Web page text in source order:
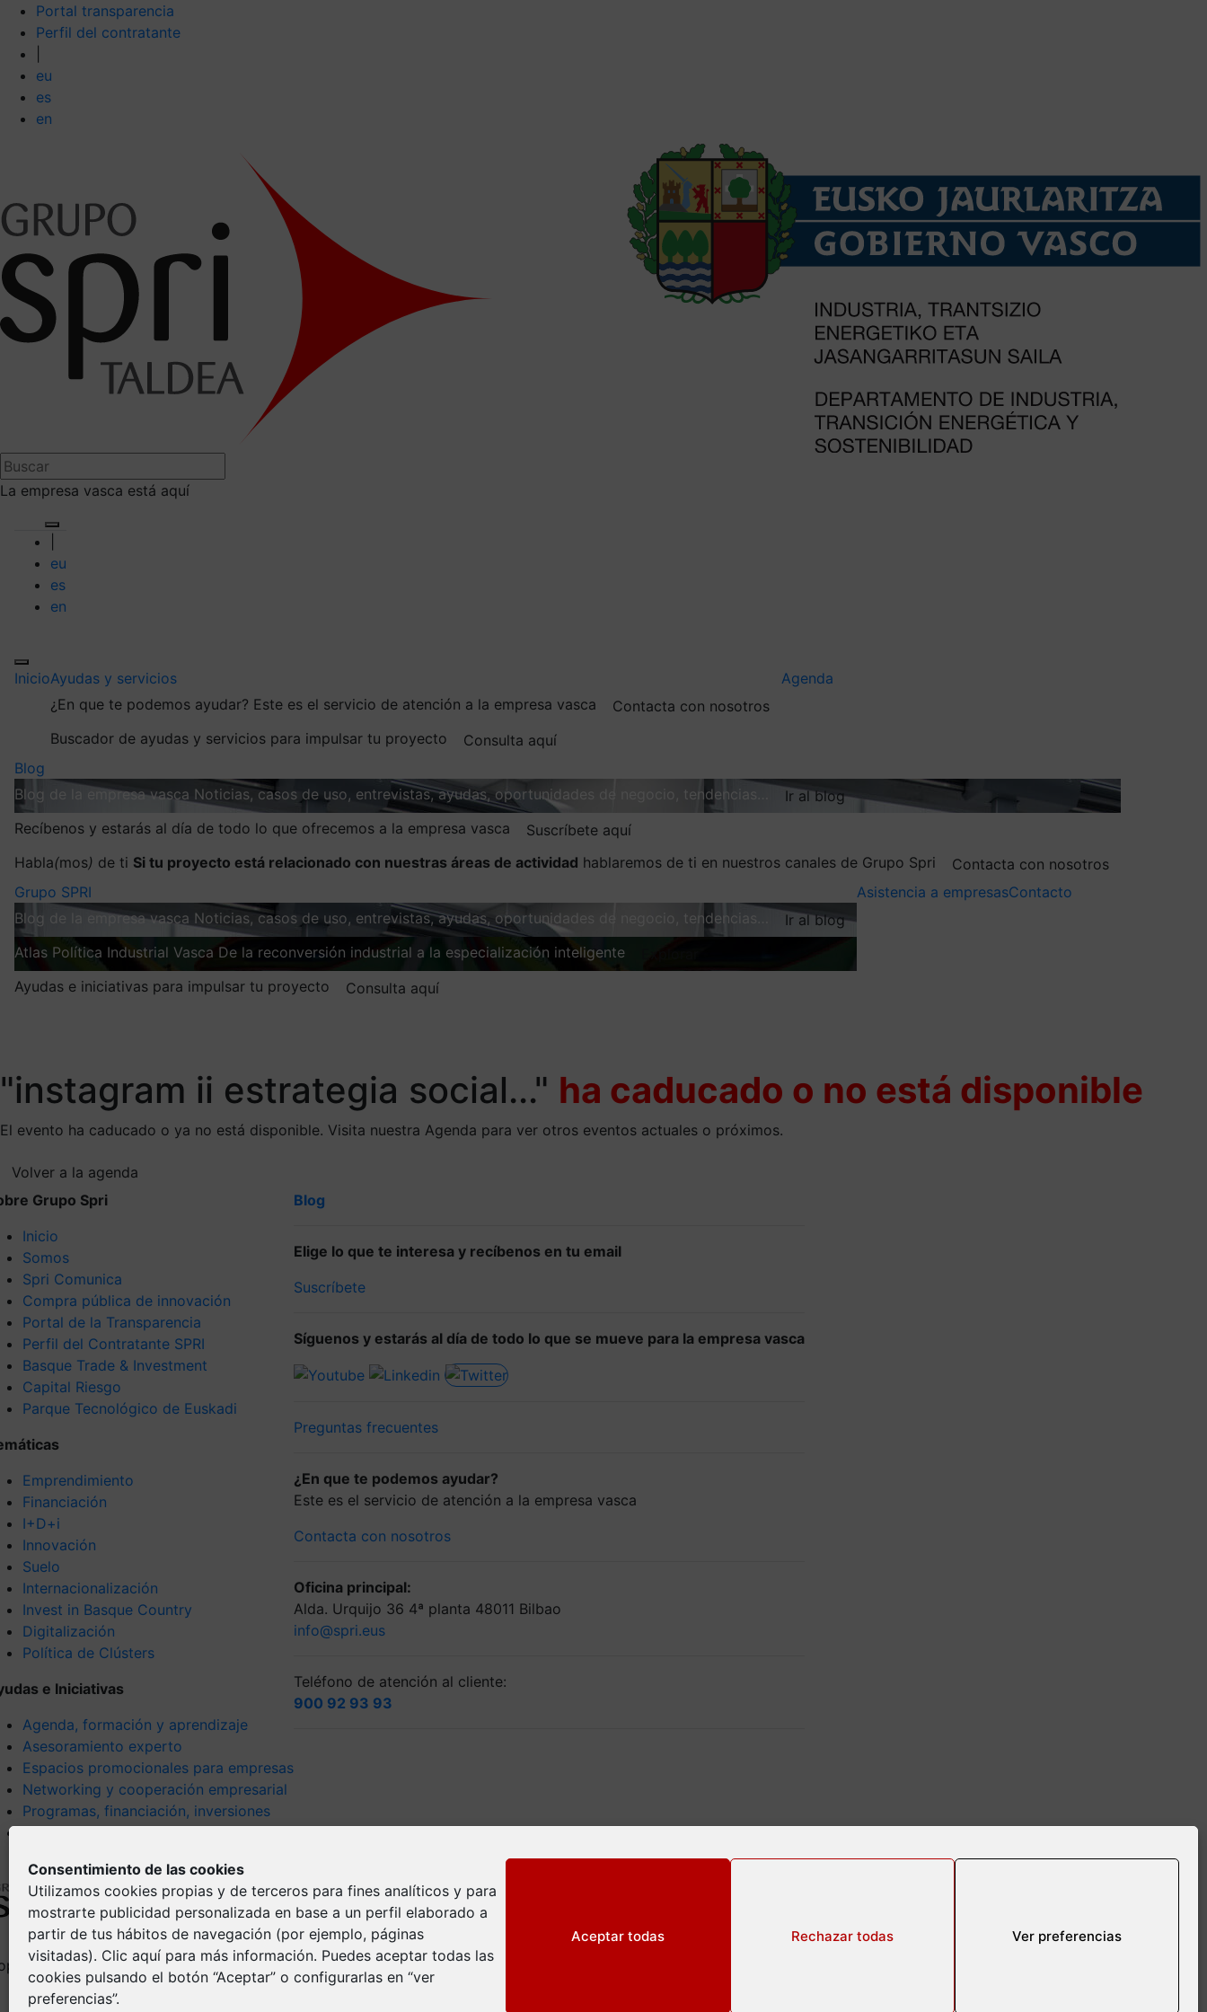
Consentimiento de las cookies
Utilizamos cookies propias y de terceros para fines analíticos y para
mostrarte publicidad personalizada en base a un perfil elaborado a
partir de tus hábitos de navegación (por ejemplo, páginas
visitadas). Clic aquí para más información. Puedes aceptar todas las
cookies pulsando el botón “Aceptar” o configurarlas en “ver
preferencias”.
Aceptar todas Rechazar todas Ver preferencias
Portal transparencia
Perfil del contratante
eu
es
en
La empresa vasca está aquí
eu
es
en
InicioAyudas y servicios
¿En que te podemos ayudar? Este es el servicio de atención a la empresa vasca
Contacta con nosotros
Buscador de ayudas y servicios para impulsar tu proyecto
Consulta aquí
Agenda
Blog
Blog de la empresa vasca Noticias, casos de uso, entrevistas, ayudas, oportunidades de negocio, tendencias…
Ir al blog
Recíbenos y estarás al día de todo lo que ofrecemos a la empresa vasca
Suscríbete aquí
Habla(mos) de ti Si tu proyecto está relacionado con nuestras áreas de actividad hablaremos de ti en nuestros canales de Grupo Spri
Contacta con nosotros
Grupo SPRI
Blog de la empresa vasca Noticias, casos de uso, entrevistas, ayudas, oportunidades de negocio, tendencias…
Ir al blog
Atlas Política Industrial Vasca De la reconversión industrial a la especialización inteligente
Ayudas e iniciativas para impulsar tu proyecto
Consulta aquí
Asistencia a empresasContacto
"instagram ii estrategia social..." ha caducado o no está disponible
El evento ha caducado o ya no está disponible. Visita nuestra Agenda para ver otros eventos actuales o próximos.
Volver a la agenda
Grupo Spri
Inicio
Somos
Spri Comunica
Compra pública de innovación
Portal de la Transparencia
Perfil del Contratante SPRI
Basque Trade & Investment
Capital Riesgo
Parque Tecnológico de Euskadi
Emprendimiento
Financiación
I+D+i
Innovación
Suelo
Internacionalización
Invest in Basque Country
Digitalización
Política de Clústers
e Iniciativas
Agenda, formación y aprendizaje
Asesoramiento experto
Espacios promocionales para empresas
Networking y cooperación empresarial
Programas, financiación, inversiones
Tendencias y visión estratégica
Blog
Elige lo que te interesa y recíbenos en tu email
Suscríbete
Síguenos y estarás al día de todo lo que se mueve para la empresa vasca
Preguntas frecuentes
¿En que te podemos ayudar?
Este es el servicio de atención a la empresa vasca
Contacta con nosotros
Oficina principal:
Alda. Urquijo 36 4ª planta 48011 Bilbao
info@spri.eus
Teléfono de atención al cliente:
900 92 93 93
© Spri 2026. All right reserved
Aviso Legal
Política de privacidad